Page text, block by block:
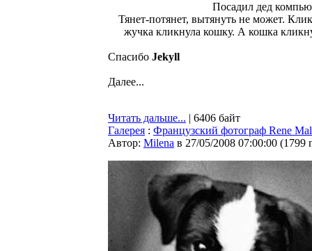
Посадил дед
Тянет-потянет, вытянуть не может.
жучка кликнула кошку. А кошка
Спасибо Jekyll
Далее...
Читать дальше... | 6406 байт
Галерея : Французский фотограф Rene
Автор: Milena в 27/05/2008 07:00:00 (1799